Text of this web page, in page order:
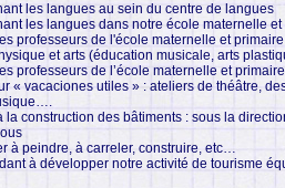
les langues au sein du centre de langues
les langues dans notre école maternelle
professeurs de l'école maternelle et
et arts (éducation musicale, arts
professeurs de l’école maternelle et
« vacaciones utiles » : ateliers de théâtre,
la construction des bâtiments : sous la
à peindre, à carreler, construire, etc…
à développer notre activité de tourisme